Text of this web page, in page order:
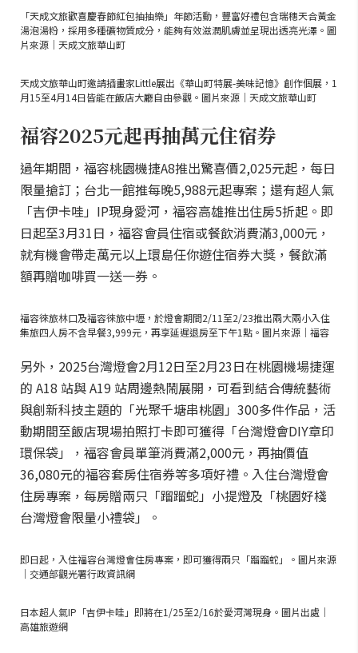
「天成文旅歡喜慶春節紅包抽抽樂」年節活動，豐富好禮包含瑞穗天合黃金
湯泡湯粉，採用多種礦物質成分，能夠有效滋潤肌膚並呈現出透亮光澤。圖
片來源｜天成文旅華山町
天成文旅華山町邀請插畫家Little展出《華山町特展-美味記憶》創作個展，1
月15至4月14日皆能在飯店大廳自由參觀。圖片來源｜天成文旅華山町
福容2025元起再抽萬元住宿券
過年期間，福容桃園機捷A8推出驚喜價2,025元起，每日
限量搶訂；台北一館推每晚5,988元起專案；還有超人氣
「吉伊卡哇」IP現身愛河，福容高雄推出住房5折起。即
日起至3月31日，福容會員住宿或餐飲消費滿3,000元，
就有機會帶走萬元以上環島任你遊住宿券大獎，餐飲滿
額再贈咖啡買一送一券。
福容徠旅林口及福容徠旅中壢，於燈會期間2/11至2/23推出兩大兩小入住
集旅四人房不含早餐3,999元，再享延遲退房至下午1點。圖片來源｜福容
另外，2025台灣燈會2月12日至2月23日在桃園機場捷運
的 A18 站與 A19 站周邊熱鬧展開，可看到結合傳統藝術
與創新科技主題的「光聚千塘串桃園」300多件作品，活
動期間至飯店現場拍照打卡即可獲得「台灣燈會DIY章印
環保袋」，福容會員單筆消費滿2,000元，再抽價值
36,080元的福容套房住宿券等多項好禮。入住台灣燈會
住房專案，每房贈兩只「蹓蹓蛇」小提燈及「桃園好棧
台灣燈會限量小禮袋」。
即日起，入住福容台灣燈會住房專案，即可獲得兩只「蹓蹓蛇」。圖片來源
｜交通部觀光署行政資訊網
日本超人氣IP「吉伊卡哇」即將在1/25至2/16於愛河灣現身。圖片出處｜
高雄旅遊網